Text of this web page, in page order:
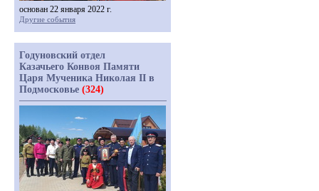
основан 22 января 2022 г.
Другие события
Годуновский отдел
Казачьего Конвоя Памяти
Царя Мученика Николая II в
Подмосковье (324)